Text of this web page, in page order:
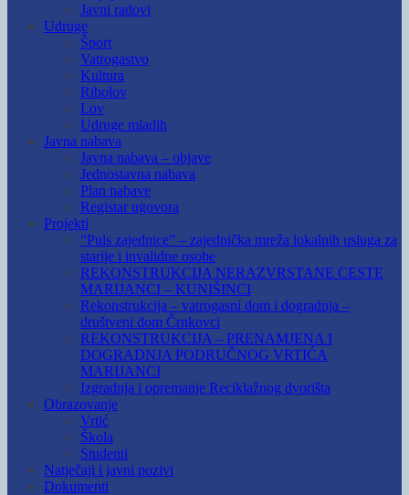
Javni radovi
Udruge
Šport
Vatrogastvo
Kultura
Ribolov
Lov
Udruge mladih
Javna nabava
Javna nabava – objave
Jednostavna nabava
Plan nabave
Registar ugovora
Projekti
“Puls zajednice” – zajednička mreža lokalnih usluga za
starije i invalidne osobe
REKONSTRUKCIJA NERAZVRSTANE CESTE
MARIJANCI – KUNIŠINCI
Rekonstrukcija – vatrogasni dom i dogradnja –
društveni dom Črnkovci
REKONSTRUKCIJA – PRENAMJENA I
DOGRADNJA PODRUČNOG VRTIĆA
MARIJANCI
Izgradnja i opremanje Reciklažnog dvorišta
Obrazovanje
Vrtić
Škola
Studenti
Natječaji i javni pozivi
Dokumenti